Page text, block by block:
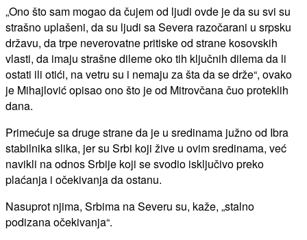
„Ono što sam mogao da čujem od ljudi ovde je da su svi su
strašno uplašeni, da su ljudi sa Severa razočarani u srpsku
državu, da trpe neverovatne pritiske od strane kosovskih
vlasti, da imaju strašne dileme oko tih ključnih dilema da li
ostati ili otići, na vetru su i nemaju za šta da se drže“, ovako
je Mihajlović opisao ono što je od Mitrovčana čuo proteklih
dana.
Primećuje sa druge strane da je u sredinama južno od Ibra
stabilnika slika, jer su Srbi koji žive u ovim sredinama, već
navikli na odnos Srbije koji se svodio isključivo preko
plaćanja i očekivanja da ostanu.
Nasuprot njima, Srbima na Severu su, kaže, „stalno
podizana očekivanja“.